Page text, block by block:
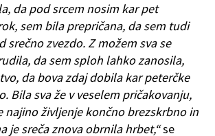
da pod srcem nosim kar pet
sem bila prepričana, da sem tudi
srečno zvezdo. Z možem sva se
da sem sploh lahko zanosila,
da bova zdaj dobila kar peterčke
Bila sva že v veselem pričakovanju,
najino življenje končno brezskrbno in
je sreča znova obrnila hrbet,“se